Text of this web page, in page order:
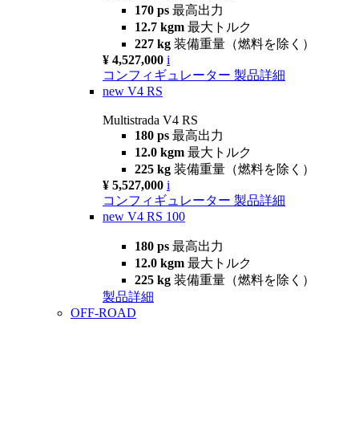
170 ps 最高出力
12.7 kgm 最大トルク
227 kg 装備重量（燃料を除く）
¥ 4,527,000 i
コンフィギュレーター 製品詳細
new V4 RS
Multistrada V4 RS
180 ps 最高出力
12.0 kgm 最大トルク
225 kg 装備重量（燃料を除く）
¥ 5,527,000 i
コンフィギュレーター 製品詳細
new V4 RS 100
180 ps 最高出力
12.0 kgm 最大トルク
225 kg 装備重量（燃料を除く）
製品詳細
OFF-ROAD